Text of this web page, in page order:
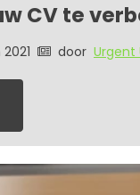
CV te
door Urgent